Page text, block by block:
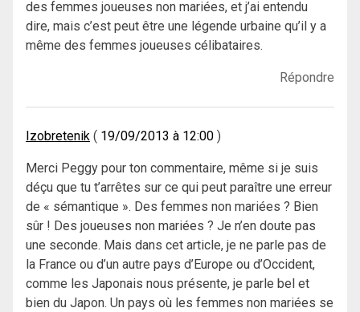
des femmes joueuses non mariées, et j’ai entendu
dire, mais c’est peut être une légende urbaine qu’il y a
même des femmes joueuses célibataires.
Répondre
Izobretenik 19/09/2013 à 12:00
Merci Peggy pour ton commentaire, même si je suis
déçu que tu t’arrêtes sur ce qui peut paraître une erreur
de « sémantique ». Des femmes non mariées ? Bien
sûr ! Des joueuses non mariées ? Je n’en doute pas
une seconde. Mais dans cet article, je ne parle pas de
la France ou d’un autre pays d’Europe ou d’Occident,
comme les Japonais nous présente, je parle bel et
bien du Japon. Un pays où les femmes non mariées se